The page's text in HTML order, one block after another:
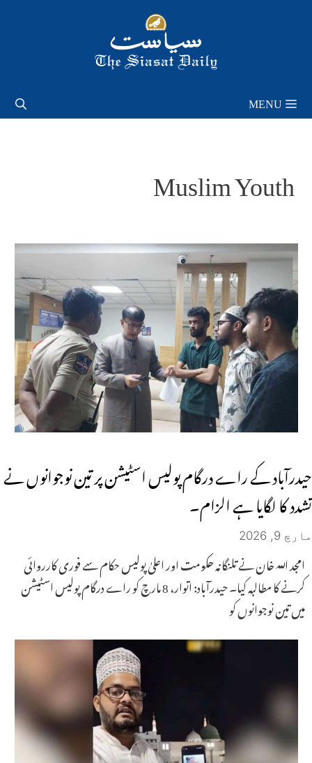
MENU
Muslim Youth
حیدرآباد کے راے درگام پولیس اسٹیشن پر تین نوجوانوں نے
تشدد کا لگایا ہے الزام۔
مارچ 9, 2026
امجد اللہ خان نے تلنگانہ حکومت اور اعلیٰ پولیس حکام سے فوری کارروائی
کرنے کا مطالبہ کیا۔ حیدرآباد: اتوار، 8 مارچ کو راے درگام پولیس اسٹیشن
میں تین نوجوانوں کو